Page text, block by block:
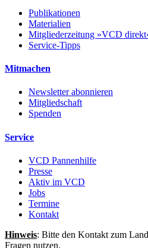
Publikationen
Materialien
Mitgliederzeitung »VCD
Service-Tipps
Mitmachen
Newsletter abonnieren
Mitgliedschaft
Spenden
Service
VCD Pannenhilfe
Presse
Aktiv im VCD
Jobs
Termine
Kontakt
Hinweis: Bitte den Kontakt zum
Fragen nutzen.